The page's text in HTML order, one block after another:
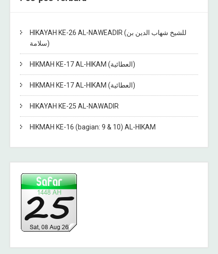
HIKAYAH KE-26 AL-NAWEADIR (للشيخ شهاب الدين بن
سلامة)
HIKMAH KE-17 AL-HIKAM (العطائية)
HIKMAH KE-17 AL-HIKAM (العطائية)
HIKAYAH KE-25 AL-NAWADIR
HIKMAH KE-16 (bagian: 9 & 10) AL-HIKAM